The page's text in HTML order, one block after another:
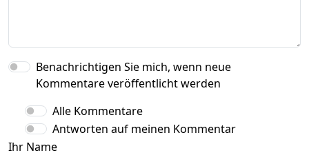
Benachrichtigen Sie mich, wenn neue
Kommentare veröffentlicht werden
Alle Kommentare
Antworten auf meinen Kommentar
Ihr Name